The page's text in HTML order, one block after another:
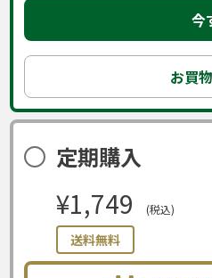
今
お買
定期購入
¥1,749 (税込)
送料無料